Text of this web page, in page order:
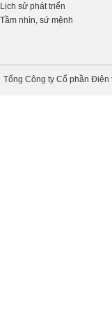
Lịch sử phát triển
Tầm nhìn, sứ mệnh
Tổng Công ty Cổ phần